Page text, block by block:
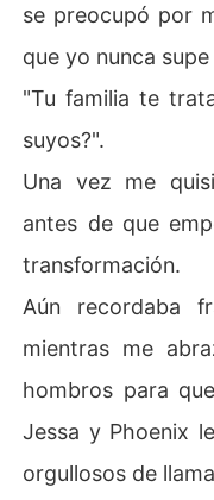
se preocupó por
que yo nunca
"Tu familia te
suyos?".
Una vez me
antes de que
transformación.
Aún recordaba
mientras me
hombros para
Jessa y Phoenix
orgullosos de